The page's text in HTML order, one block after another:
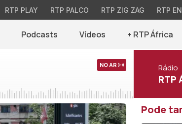
RTP PLAY RTP PALCO RTP ZIG ZAG RTP
Podcasts Vídeos + RTP África
NO AR Rádio
RTP
Pode